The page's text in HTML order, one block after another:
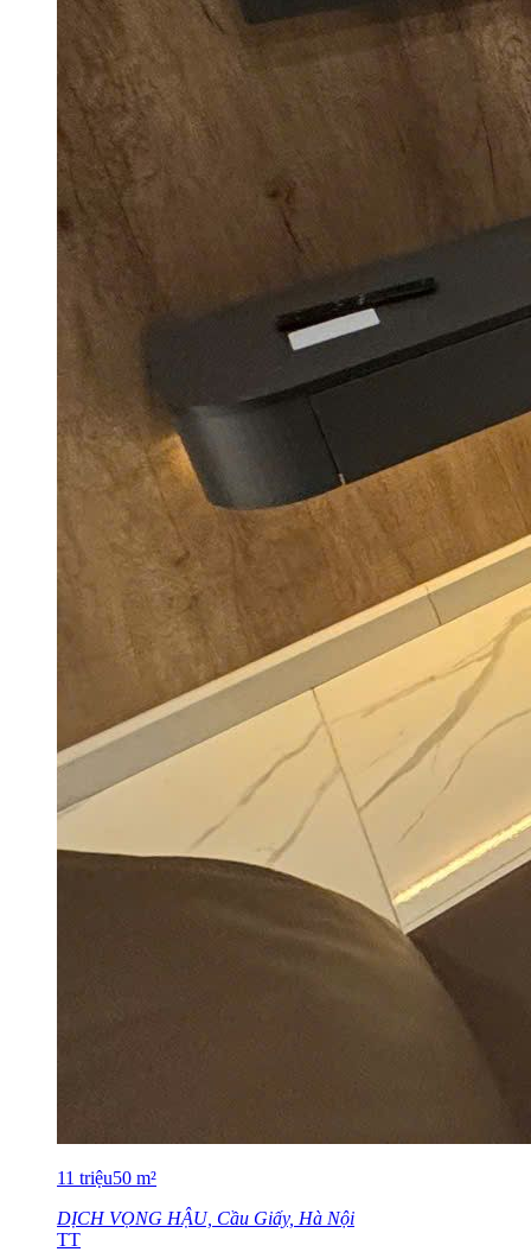
11 triệu50 m²
DỊCH VỌNG HẬU, Cầu Giấy, Hà Nội
TT